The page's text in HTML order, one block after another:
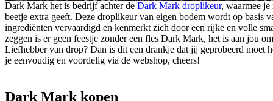
Dark Mark het is bedrijf achter de Dark Mark droplikeur, waarmee je
beetje extra geeft. Deze droplikeur van eigen bodem wordt op basis
ingrediënten vervaardigd en kenmerkt zich door een rijke en volle
zeggen is er geen feestje zonder een fles Dark Mark, het is aan jou
Liefhebber van drop? Dan is dit een drankje dat jij geprobeerd moet
je eenvoudig en voordelig via de webshop, cheers!
Dark Mark kopen